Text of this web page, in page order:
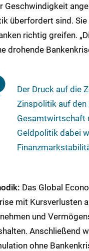
Geschwindigkeit
überfordert sind.
richtig greifen.
drohende
Der Druck auf die
Zinspolitik auf den
Gesamtwirtschaft
Geldpolitik dabei
Das Global
mit Kursverlusten
und
Anschließend
ohne